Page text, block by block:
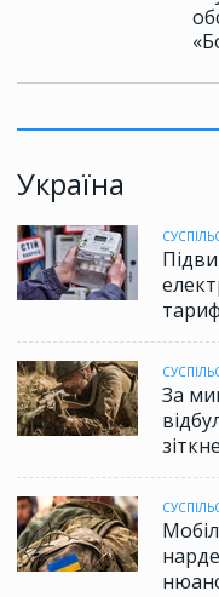
Україна
За